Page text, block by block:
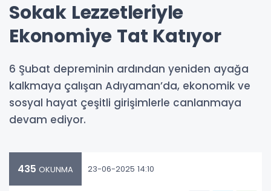
Sokak Lezzetleriyle
Ekonomiye Tat Katıyor
6 Şubat depreminin ardından yeniden ayağa
kalkmaya çalışan Adıyaman’da, ekonomik ve
sosyal hayat çeşitli girişimlerle canlanmaya
devam ediyor.
435 OKUNMA 23-06-2025 14:10